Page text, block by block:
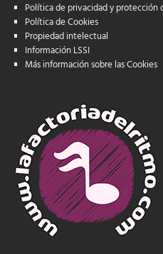
Política de privacidad y protección
Política de Cookies
Propiedad intelectual
Información LSSI
Más información sobre las Cookies